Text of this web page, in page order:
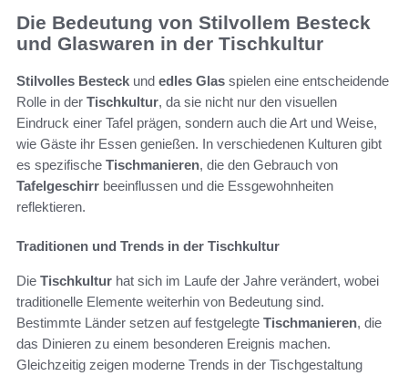
Die Bedeutung von Stilvollem Besteck
und Glaswaren in der Tischkultur
Stilvolles Besteck und edles Glas spielen eine entscheidende
Rolle in der Tischkultur, da sie nicht nur den visuellen
Eindruck einer Tafel prägen, sondern auch die Art und Weise,
wie Gäste ihr Essen genießen. In verschiedenen Kulturen gibt
es spezifische Tischmanieren, die den Gebrauch von
Tafelgeschirr beeinflussen und die Essgewohnheiten
reflektieren.
Traditionen und Trends in der Tischkultur
Die Tischkultur hat sich im Laufe der Jahre verändert, wobei
traditionelle Elemente weiterhin von Bedeutung sind.
Bestimmte Länder setzen auf festgelegte Tischmanieren, die
das Dinieren zu einem besonderen Ereignis machen.
Gleichzeitig zeigen moderne Trends in der Tischgestaltung